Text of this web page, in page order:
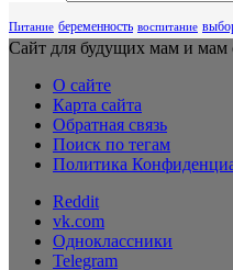
Питание беременность воспитание
Сайт для будущих мам и мам
О сайте
Карта сайта
Обратная связь
Поиск по тегам
Политика
Reddit
vk.com
Одноклассники
Telegram